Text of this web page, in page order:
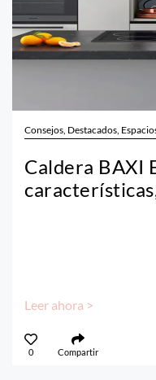
Consejos, Destacados,
Caldera BAXI
Leer ahora >
0 Compartir